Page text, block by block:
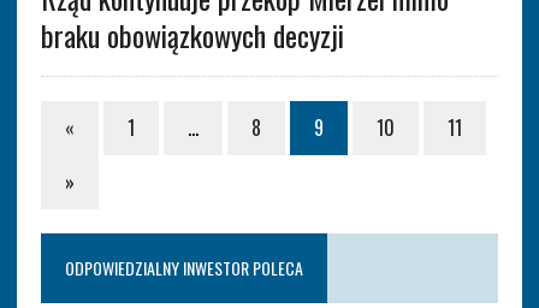
braku obowiązkowych decyzji
« 1 … 8 9 10
11
»
ODPOWIEDZIALNY INWESTOR POLECA